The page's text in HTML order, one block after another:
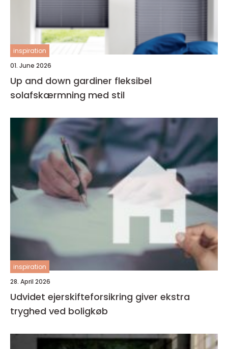
inspiration
01. June 2026
Up and down gardiner fleksibel
solafskærmning med stil
inspiration
28. April 2026
Udvidet ejerskifteforsikring giver ekstra
tryghed ved boligkøb